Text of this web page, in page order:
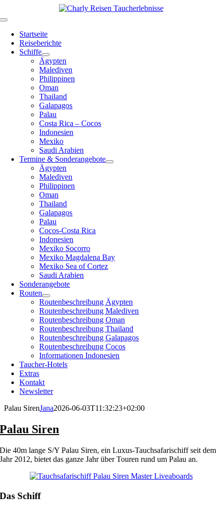
Inhalt
Toggle
NavigationStartseite
Reiseberichte
Schiffe
Ägypten
Malediven
Philippinen
Oman
Thailand
Galapagos
Palau
Costa Rica – Cocos
Indonesien
Mexiko
Saudi Arabien
Termine & Sonderangebote
Ägypten
Malediven
Philippinen
Oman
Thailand
Galapagos
Palau
Cocos-Costa Rica
Indonesien
Mexiko Socorro
Mexiko Magdalena Bay
Mexiko Sea of Cortez
Saudi Arabien
Sonderangebote
Routen
Routenbeschreibung Ägypten
Routenbeschreibung Malediven
Routenbeschreibung Oman
Routenbeschreibung Thailand
Routenbeschreibung Galapagos
Routenbeschreibung Cocos
Informationen Indonesien
Taucher-Hotels
Extras
Kontakt
Newsletter
Palau SirenJana2026-06-03T11:32:23+02:00
Palau Siren
Die 40m lange S/Y Palau Siren, ein Luxus-Tauchsafarischiff seit dem
Jahr 2012, bietet das ganze Jahr über Touren rund um Palau an.
Das Schiff